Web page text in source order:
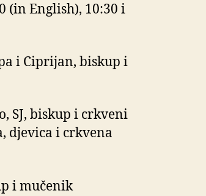
(in English), 10:30 i
i Ciprijan, biskup i
SJ, biskup i crkveni
djevica i crkvena
i mučenik